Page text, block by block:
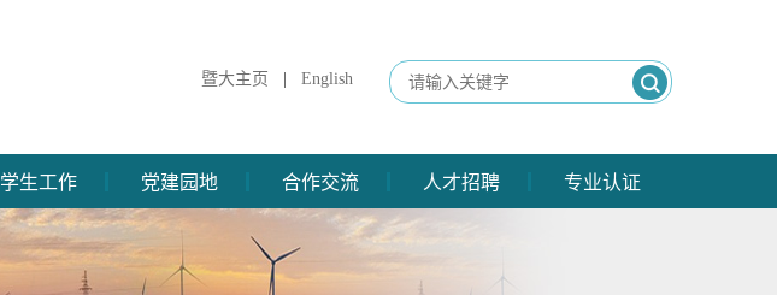
暨大主页 | English
学生工作 党建园地 合作交流 人才招聘 专业认证